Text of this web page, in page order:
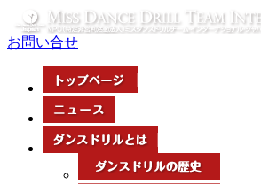
お問い合せ